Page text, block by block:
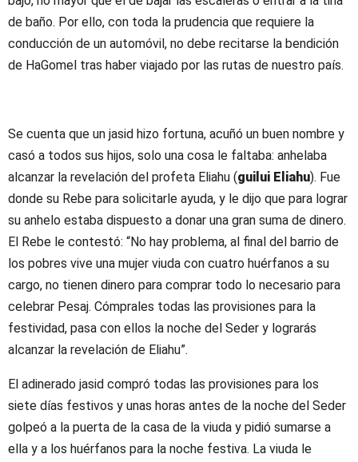
de baño. Por ello, con toda la prudencia que requiere la
conducción de un automóvil, no debe recitarse la bendición
de HaGomel tras haber viajado por las rutas de nuestro país.
Se cuenta que un jasid hizo fortuna, acuñó un buen nombre y
casó a todos sus hijos, solo una cosa le faltaba: anhelaba
alcanzar la revelación del profeta Eliahu (guilui Eliahu). Fue
donde su Rebe para solicitarle ayuda, y le dijo que para lograr
su anhelo estaba dispuesto a donar una gran suma de dinero.
El Rebe le contestó: “No hay problema, al final del barrio de
los pobres vive una mujer viuda con cuatro huérfanos a su
cargo, no tienen dinero para comprar todo lo necesario para
celebrar Pesaj. Cómprales todas las provisiones para la
festividad, pasa con ellos la noche del Seder y lograrás
alcanzar la revelación de Eliahu”.
El adinerado jasid compró todas las provisiones para los
siete días festivos y unas horas antes de la noche del Seder
golpeó a la puerta de la casa de la viuda y pidió sumarse a
ella y a los huérfanos para la noche festiva. La viuda le